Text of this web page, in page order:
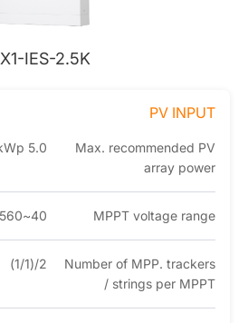
X1-IES-2.5K
PV INPUT
Max. recommended PV
array power
5.0 kWp
MPPT voltage range
40~560 V
Number of MPP. trackers
/ strings per MPPT
2/(1/1)